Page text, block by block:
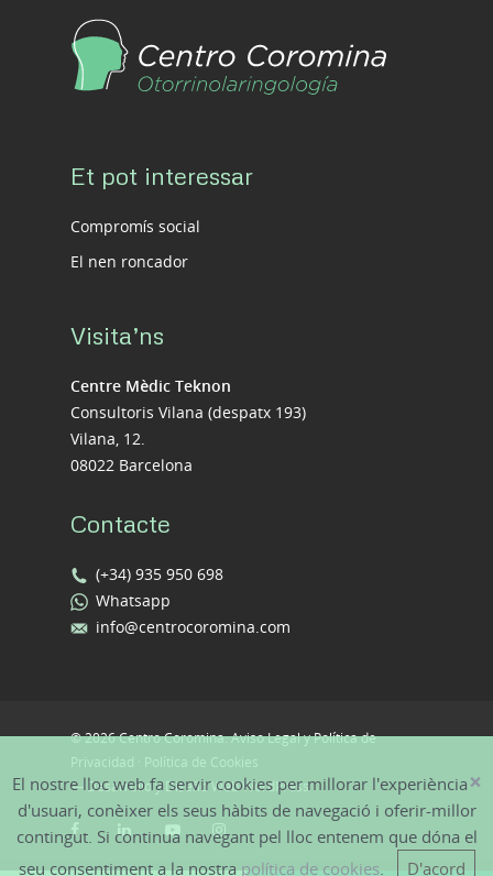
Et pot interessar
Compromís social
El nen roncador
Visita’ns
Centre Mèdic Teknon
Consultoris Vilana (despatx 193)
Vilana, 12.
08022 Barcelona
Contacte
(+34) 935 950 698
Whatsapp
info@centrocoromina.com
© 2026 Centro Coromina.Aviso Legal y Política de
Privacidad
Política de Cookies
—Desarrollo y Diseño Web WordPress ×
El nostre lloc web fa servir cookies per millorar l'experiència
d'usuari, conèixer els seus hàbits de navegació i oferir-millor
contingut. Si continua navegant pel lloc entenem que dóna el
seu consentiment a la nostrapolítica de cookies. D'acord